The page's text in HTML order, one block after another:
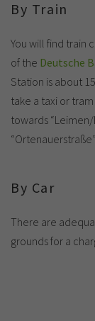
By Train
You will find train
of the Deutsche
Station is about
take a taxi or
towards
“Ortenauerstraße”
By Car
There are
grounds for a